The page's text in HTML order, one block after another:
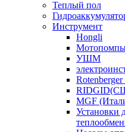
Теплый пол
Инструмент
Hongli
УШМ
MGF
Установки